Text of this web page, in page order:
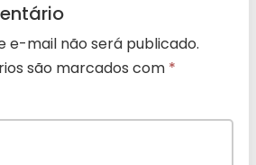
e-mail não será publicado.
são marcados com *